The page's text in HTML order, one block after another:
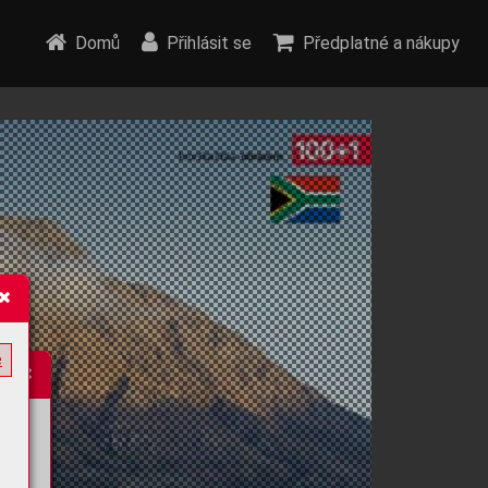
Domů Přihlásit se Předplatné a nákupy